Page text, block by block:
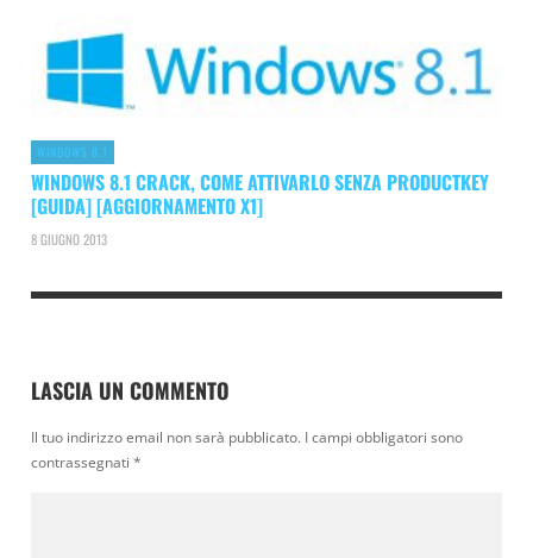
WINDOWS 8.1
WINDOWS 8.1 CRACK, COME ATTIVARLO SENZA PRODUCTKEY
[GUIDA] [AGGIORNAMENTO X1]
8 GIUGNO 2013
LASCIA UN COMMENTO
Il tuo indirizzo email non sarà pubblicato. I campi obbligatori sono
contrassegnati *